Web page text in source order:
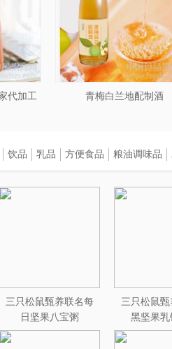
兰地配制酒 蜜桃乌龙
三只松鼠甄养联名每
日坚果八宝粥
330g*12罐礼盒装
三只松鼠
黑坚果乳
240ml*20
饮品 乳品 方便食品 粮油调味品